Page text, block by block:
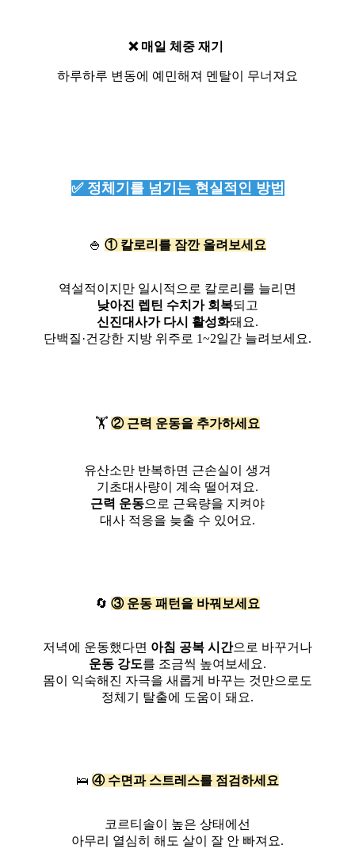
❌ 매일 체중 재기
하루하루 변동에 예민해져 멘탈이 무너져요
✅ 정체기를 넘기는 현실적인 방법
🍚 ① 칼로리를 잠깐 올려보세요
역설적이지만 일시적으로 칼로리를 늘리면
낮아진 렙틴 수치가 회복되고
신진대사가 다시 활성화돼요.
단백질·건강한 지방 위주로 1~2일간 늘려보세요.
🏋️ ② 근력 운동을 추가하세요
유산소만 반복하면 근손실이 생겨
기초대사량이 계속 떨어져요.
근력 운동으로 근육량을 지켜야
대사 적응을 늦출 수 있어요.
🔄 ③ 운동 패턴을 바꿔보세요
저녁에 운동했다면 아침 공복 시간으로 바꾸거나
운동 강도를 조금씩 높여보세요.
몸이 익숙해진 자극을 새롭게 바꾸는 것만으로도
정체기 탈출에 도움이 돼요.
🛌 ④ 수면과 스트레스를 점검하세요
코르티솔이 높은 상태에선
아무리 열심히 해도 살이 잘 안 빠져요.